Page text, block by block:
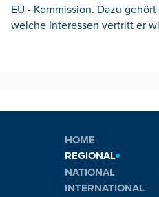
EU - Kommission. Dazu
welche Interessen vertritt er
HOME
REGIONAL
NATIONAL
INTERNATIONAL